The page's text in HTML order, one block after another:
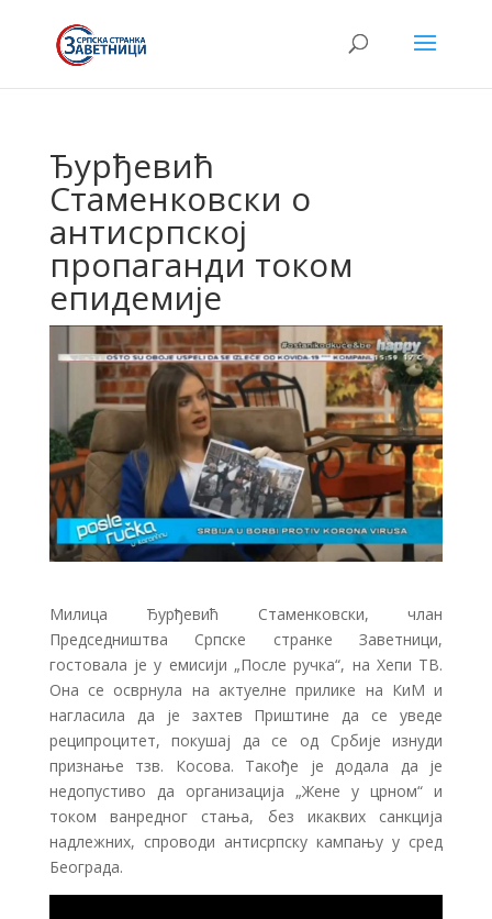
Ђурђевић
Стаменковски о
антисрпској
пропаганди током
епидемије
Милица Ђурђевић Стаменковски, члан
Председништва Српске странке Заветници,
гостовала је у емисији „После ручка“, на Хепи ТВ.
Она се осврнула на актуелне прилике на КиМ и
нагласила да је захтев Приштине да се уведе
реципроцитет, покушај да се од Србије изнуди
признање тзв. Косова. Такође је додала да је
недопустиво да организација „Жене у црном“ и
током ванредног стања, без икаквих санкција
надлежних, спроводи антисрпску кампању у сред
Београда.